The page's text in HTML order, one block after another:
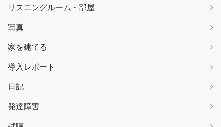
リスニングルーム・部屋
写真
家を建てる
導入レポート
日記
発達障害